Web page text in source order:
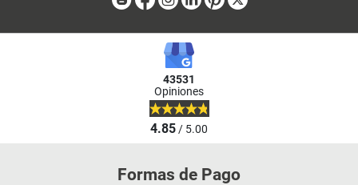
43531
Opiniones
4.85/ 5.00
Formas de Pago